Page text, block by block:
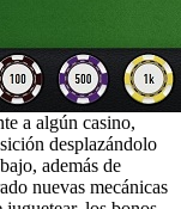
a algún casino,
desplazándolo
además de
nuevas mecánicas